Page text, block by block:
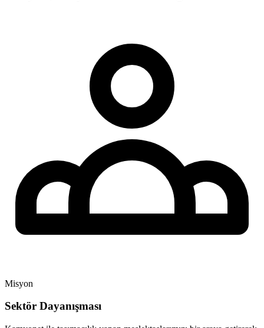
Misyon
Sektör Dayanışması